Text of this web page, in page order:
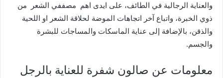
والعناية الرجالية في الطائف، على ايدى اهم مصففي الشعر من
ذوي الخبرة، واتباع آخر اتجاهات الموضة لحلاقة الشعر او اللحية
والذقن، بالإضافة إلى عناية الماسكات والمساجات للبشرة
والجسم.
معلومات عن صالون شفرة للعناية بالرجل